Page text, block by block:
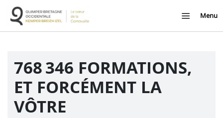
Menu
768 346 FORMATIONS,
ET FORCÉMENT LA
VÔTRE